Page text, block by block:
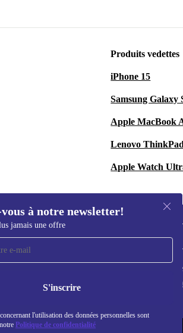
Produits vedettes
iPhone 15
Samsung Galaxy
Apple MacBook
Lenovo
Apple Watch
à notre newsletter!
jamais une offre
S'inscrire
l'utilisation des données personnelles sont
Politique de confidentialité
de
S'inscrire
Retrouvez les informations sur l'utilisation des